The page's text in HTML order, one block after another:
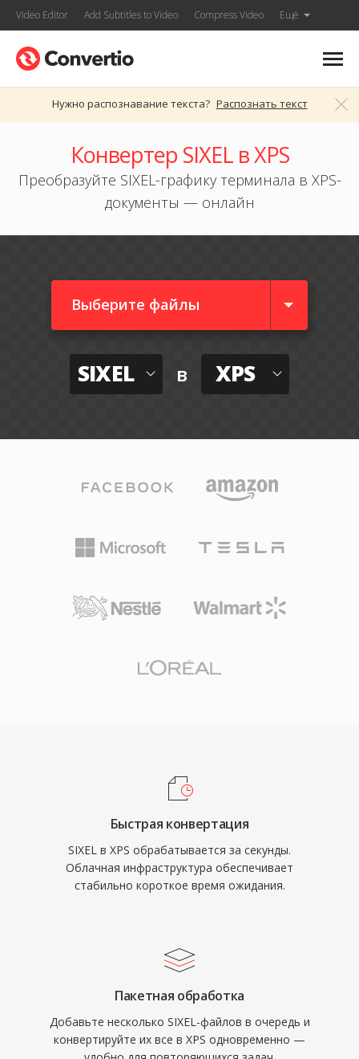
Video Editor Add Subtitles to Video Compress Video Ещё
Нужно распознавание текста? Распознать текст
Конвертер SIXEL в XPS
Преобразуйте SIXEL-графику терминала в XPS-
документы — онлайн
Выберите файлы
SIXEL в XPS
Быстрая конвертация
SIXEL в XPS обрабатывается за секунды.
Облачная инфраструктура обеспечивает
стабильно короткое время ожидания.
Пакетная обработка
Добавьте несколько SIXEL-файлов в очередь и
конвертируйте их все в XPS одновременно —